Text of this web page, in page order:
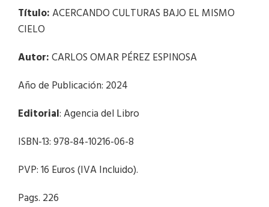
Título:ACERCANDO CULTURAS BAJO EL MISMO
CIELO
Autor:CARLOS OMAR PÉREZ ESPINOSA
Año de Publicación: 2024
Editorial: Agencia del Libro
ISBN-13: 978-84-10216-06-8
PVP: 16 Euros (IVA Incluido).
Pags. 226